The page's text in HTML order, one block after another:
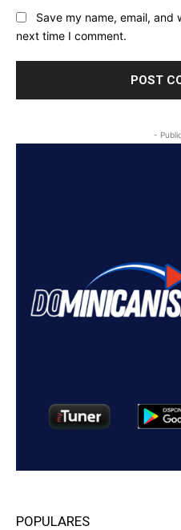
Save my name, email,
next time I comment.
-
POPULARES